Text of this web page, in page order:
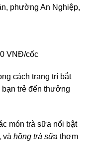
phường An Nghiệp,
VNĐ/cốc
cách trang trí bắt
trẻ đến thưởng
món trà sữa nổi bật
, và hồng trà sữa thơm